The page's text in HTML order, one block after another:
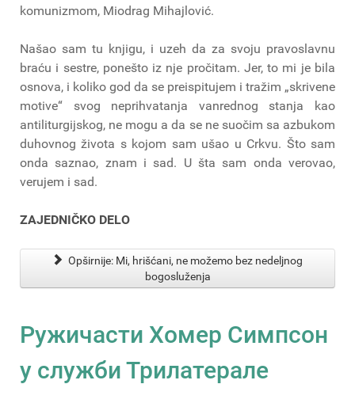
komunizmom, Miodrag Mihajlović.
Našao sam tu knjigu, i uzeh da za svoju pravoslavnu
braću i sestre, ponešto iz nje pročitam. Jer, to mi je bila
osnova, i koliko god da se preispitujem i tražim „skrivene
motive“ svog neprihvatanja vanrednog stanja kao
antiliturgijskog, ne mogu a da se ne suočim sa azbukom
duhovnog života s kojom sam ušao u Crkvu. Što sam
onda saznao, znam i sad. U šta sam onda verovao,
verujem i sad.
ZAJEDNIČKO DELO
Opširnije: Mi, hrišćani, ne možemo bez nedeljnog
bogosluženja
Ружичасти Хомер Симпсон
у служби Трилатерале